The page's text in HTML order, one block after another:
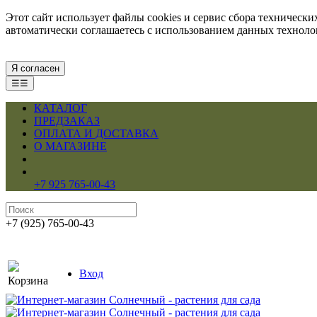
Этот сайт использует файлы cookies и сервис сбора
автоматически соглашаетесь с использованием данных
Я согласен
☰☰
КАТАЛОГ
ПРЕДЗАКАЗ
ОПЛАТА И ДОСТАВКА
О МАГАЗИНЕ
+7 925 765-00-43
+7 (925) 765-00-43
Корзина
Вход